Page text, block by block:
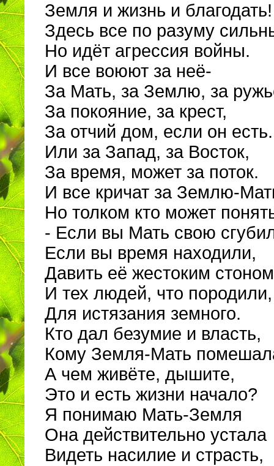
Земля и жизнь и благодать!
Здесь все по разуму
Но идёт агрессия войны.
И все воюют за неё-
За Мать, за Землю, за
За покояние, за крест,
За отчий дом, если он есть.
Или за Запад, за Восток,
За время, может за поток.
И все кричат за Землю-
Но толком кто может
- Если вы Мать свою
Если вы время находили,
Давить её жестоким стоном
И тех людей, что породили,
Для истязания земного.
Кто дал безумие и власть,
Кому Земля-Мать
А чем живёте, дышите,
Это и есть жизни начало?
Я понимаю Мать-Земля
Она действительно устала
Видеть насилие и страсть,